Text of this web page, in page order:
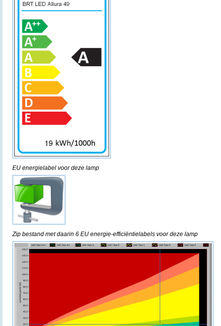
EU energielabel voor deze lamp
Zip bestand met daarin 6 EU energie-efficiëntielabels voor deze lamp